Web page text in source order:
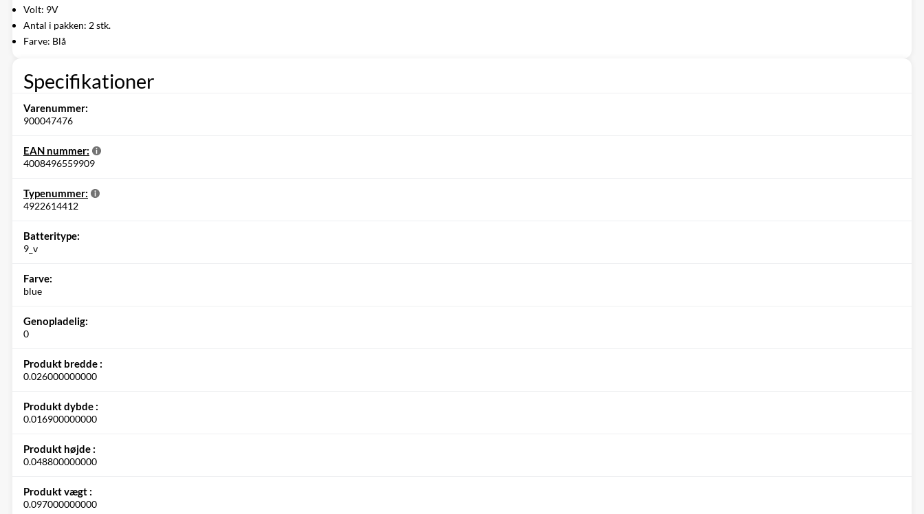
Volt: 9V
Antal i pakken: 2 stk.
Farve: Blå
Specifikationer
Varenummer:
900047476
EAN nummer:
4008496559909
Typenummer:
4922614412
Batteritype:
9_v
Farve:
blue
Genopladelig:
0
Produkt bredde :
0.026000000000
Produkt dybde :
0.016900000000
Produkt højde :
0.048800000000
Produkt vægt :
0.097000000000